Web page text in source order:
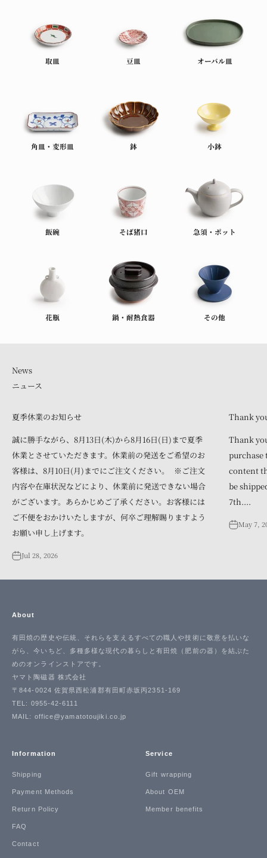
取皿 豆皿 オーバル皿
角皿・変形皿 鉢 小鉢
飯碗 そば猪口 急須・ポット
花瓶 鍋・耐熱食器 その他
ニュース
夏季休業のお知らせ
誠に勝手ながら、8月13日(木)から8月16日(日)まで夏季
休業とさせていただきます。休業前の発送をご希望のお
客様は、8月10日(月)までにご注文ください。 ※ご注文
内容や在庫状況などにより、休業前に発送できない場合
がございます。あらかじめご了承ください。お客様には
ご不便をおかけいたしますが、何卒ご理解賜りますよう
お願い申し上げます。
Jul 28, 2026
Thank
Thank
purchase
content
be
7th....
May 7,
About
有田焼の歴史や伝統、それらを支えるすべての職人や技術に敬意を払いな
がら、今いちど、多種多様な現代の暮らしと有田焼（肥前の器）を結ぶた
めのオンラインストアです。
ヤマト陶磁器 株式会社
〒844-0024 佐賀県西松浦郡有田町赤坂丙2351-169
TEL: 0955-42-6111
MAIL: office@yamatotoujiki.co.jp
Information
Shipping
Payment Methods
Return Policy
FAQ
Contact
Service
Gift wrapping
About OEM
Member benefits